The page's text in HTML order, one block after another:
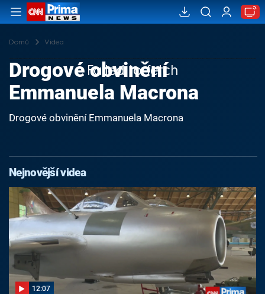
Domů Videa
Failed to fetch
Drogové obvinění
Emmanuela Macrona
Drogové obvinění Emmanuela Macrona
Nejnovější videa
12:07